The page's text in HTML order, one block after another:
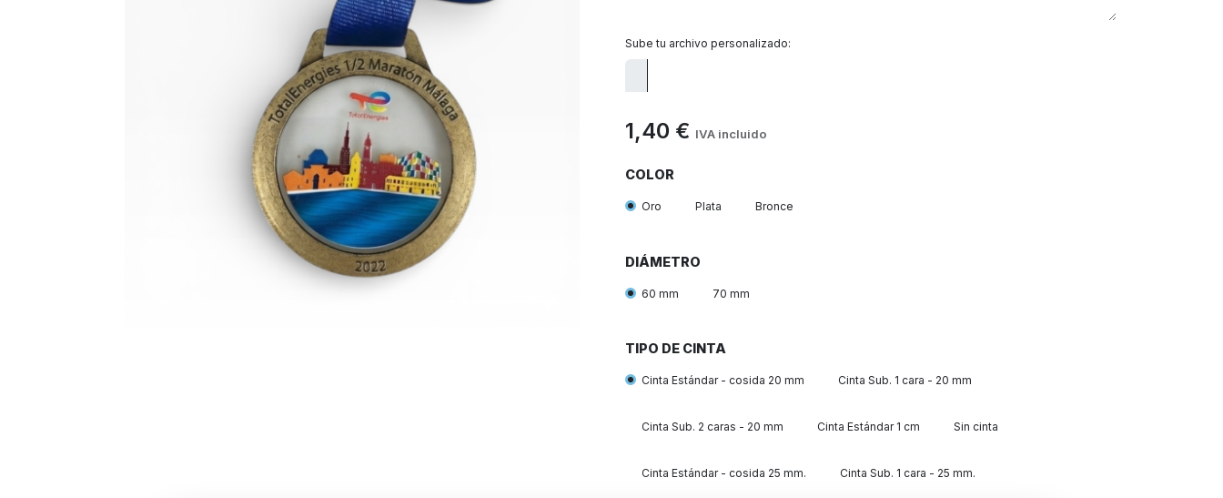
Sube tu archivo personalizado:
1,40 € IVA incluido
COLOR
Oro Plata Bronce
DIÁMETRO
60 mm 70 mm
TIPO DE CINTA
Cinta Estándar - cosida 20 mm Cinta Sub. 1 cara - 20 mm
Cinta Sub. 2 caras - 20 mm Cinta Estándar 1 cm Sin cinta
Cinta Estándar - cosida 25 mm. Cinta Sub. 1 cara - 25 mm.